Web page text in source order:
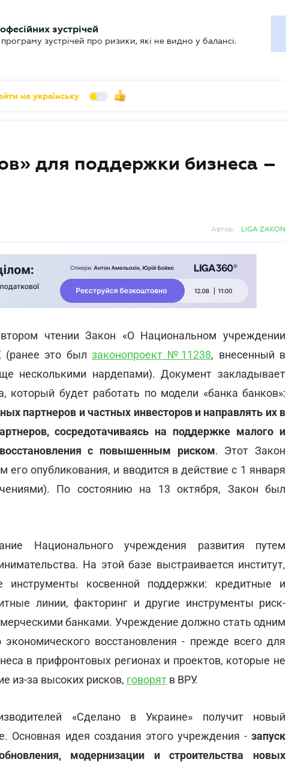
Актуально
зустрічей
зустрічей про ризики, які не видно у балансі.
на українську
для поддержки бизнеса –
Автор: LIGA ZAKON
чтении Закон «О Национальном учреждении
(ранее это был законопроект №11238, внесенный в
несколькими нардепами). Документ закладывает
который будет работать по модели «банка банков»:
партнеров и частных инвесторов и направлять их в
сосредотачиваясь на поддержке малого и
с повышенным риском. Этот Закон
опубликования, и вводится в действие с 1 января
По состоянию на 13 октября, Закон был
Национального учреждения развития путем
На этой базе выстраивается институт,
инструменты косвенной поддержки: кредитные и
линии, факторинг и другие инструменты риск-
банками. Учреждение должно стать одним
восстановления - прежде всего для
в прифронтовых регионах и проектов, которые не
из-за высоких рисков, говорят в ВРУ.
«Сделано в Украине» получит новый
Основная идея создания этого учреждения - запуск
модернизации и строительства новых